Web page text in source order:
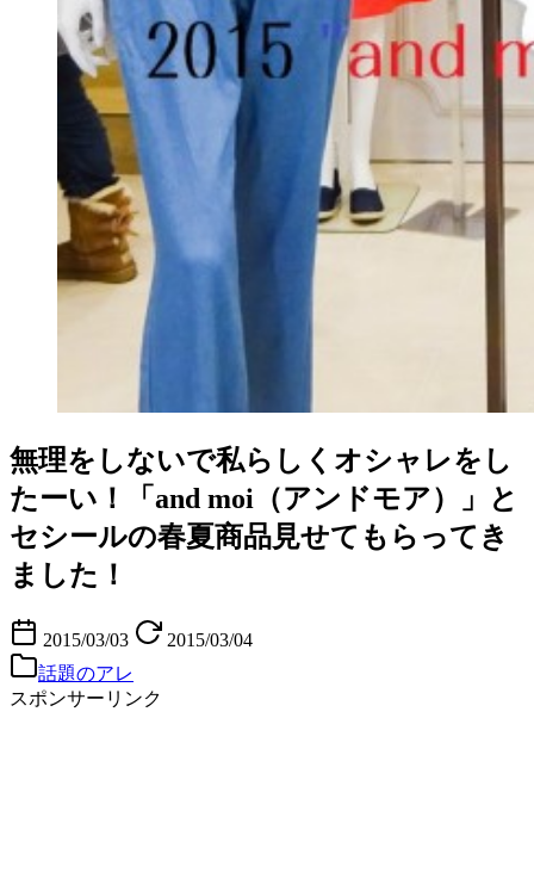
無理をしないで私らしくオシャレをし
たーい！「and moi（アンドモア）」と
セシールの春夏商品見せてもらってき
ました！
2015/03/03
2015/03/04
話題のアレ
スポンサーリンク